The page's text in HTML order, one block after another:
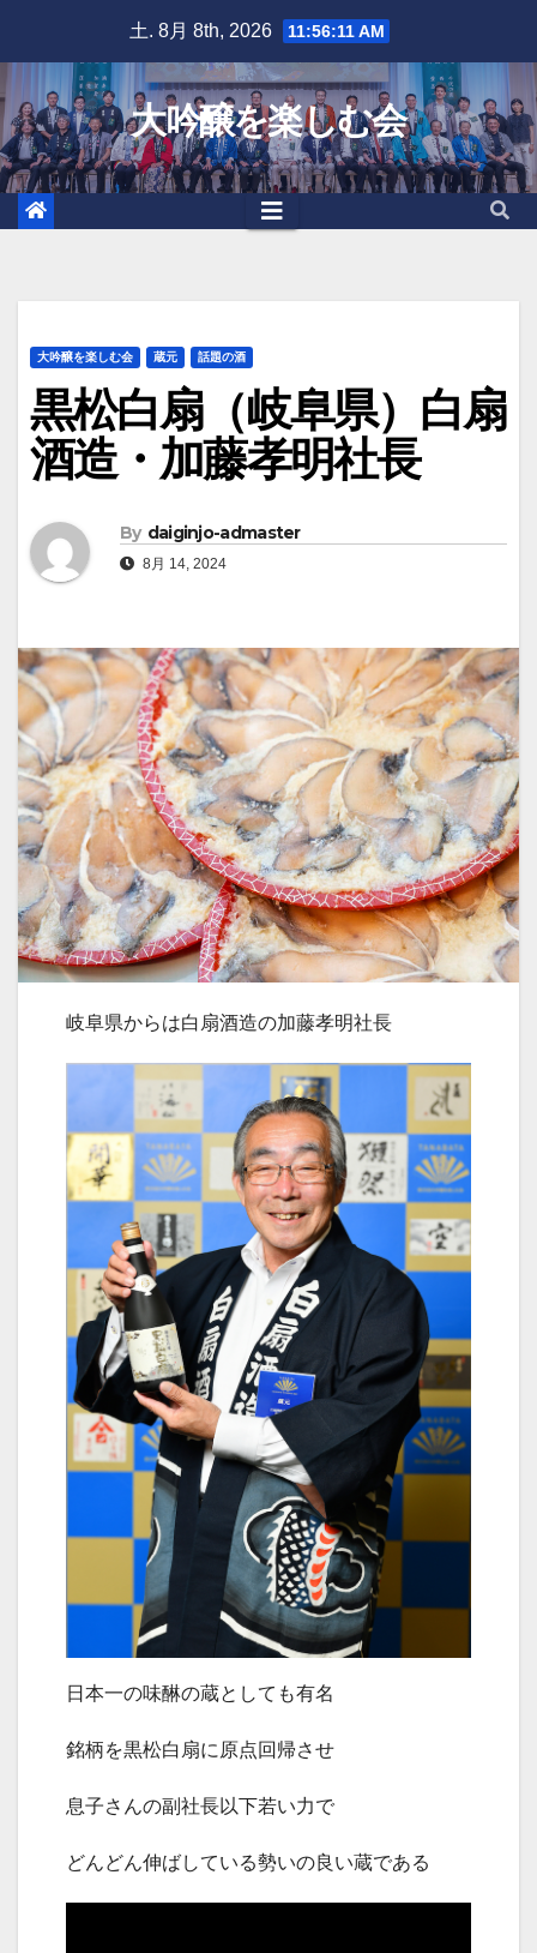
content
土. 8月 8th, 2026 11:56:12 AM
大吟醸を楽しむ会
大吟醸を楽しむ会 蔵元 話題の酒
黒松白扇（岐阜県）白扇
酒造・加藤孝明社長
By daiginjo-admaster
8月 14, 2024
岐阜県からは白扇酒造の加藤孝明社長
日本一の味醂の蔵としても有名
銘柄を黒松白扇に原点回帰させ
息子さんの副社長以下若い力で
どんどん伸ばしている勢いの良い蔵である